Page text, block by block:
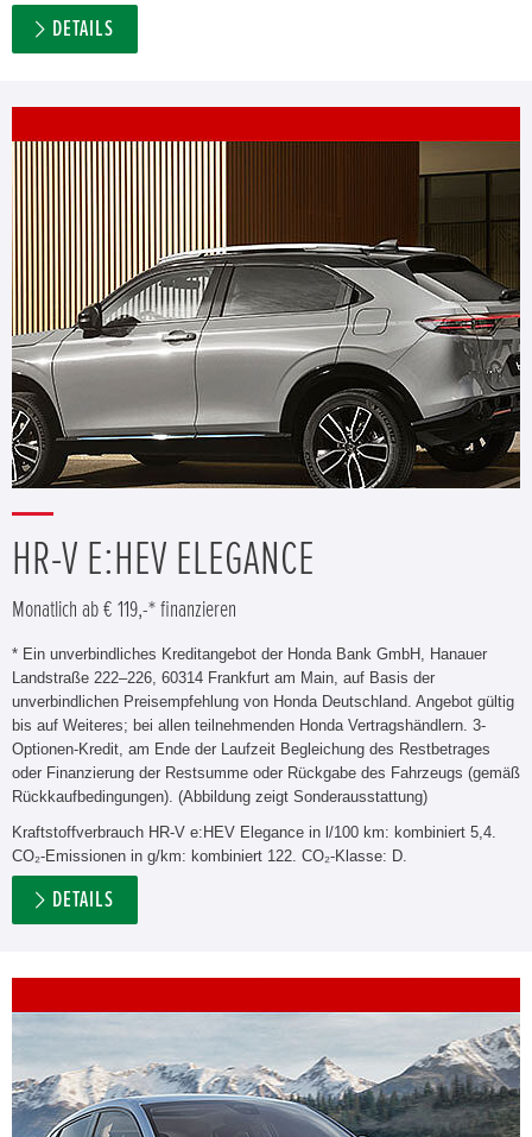
DETAILS
HR-V E:HEV ELEGANCE
Monatlich ab € 119,-* finanzieren
* Ein unverbindliches Kreditangebot der Honda Bank GmbH, Hanauer
Landstraße 222–226, 60314 Frankfurt am Main, auf Basis der
unverbindlichen Preisempfehlung von Honda Deutschland. Angebot gültig
bis auf Weiteres; bei allen teilnehmenden Honda Vertragshändlern. 3-
Optionen-Kredit, am Ende der Laufzeit Begleichung des Restbetrages
oder Finanzierung der Restsumme oder Rückgabe des Fahrzeugs (gemäß
Rückkaufbedingungen). (Abbildung zeigt Sonderausstattung)
Kraftstoffverbrauch HR-V e:HEV Elegance in l/100 km: kombiniert 5,4.
CO₂-Emissionen in g/km: kombiniert 122. CO₂-Klasse: D.
DETAILS